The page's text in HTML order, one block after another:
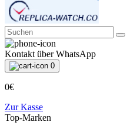
Kontakt über WhatsApp
0
0€
Zur Kasse
Top-Marken